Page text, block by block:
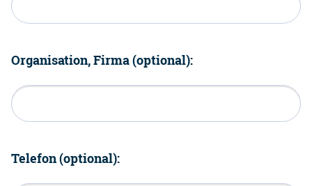
Organisation, Firma (optional):
Telefon (optional):